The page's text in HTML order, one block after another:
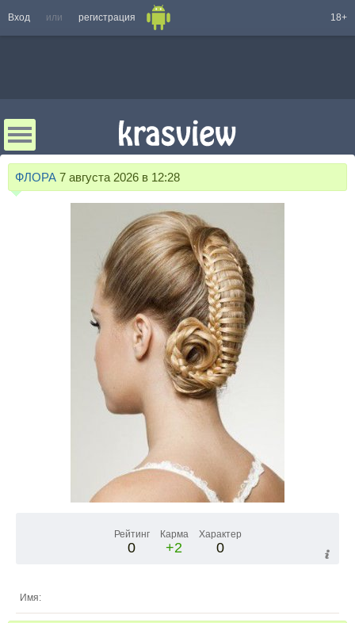
Вход или регистрация 18+
ФЛОРА 7 августа 2026 в 12:28
Рейтинг
0
Карма
+2
Характер
0
Имя: